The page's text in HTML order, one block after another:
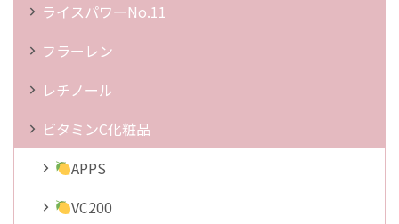
ライスパワーNo.11
フラーレン
レチノール
ビタミンC化粧品
APPS
VC200